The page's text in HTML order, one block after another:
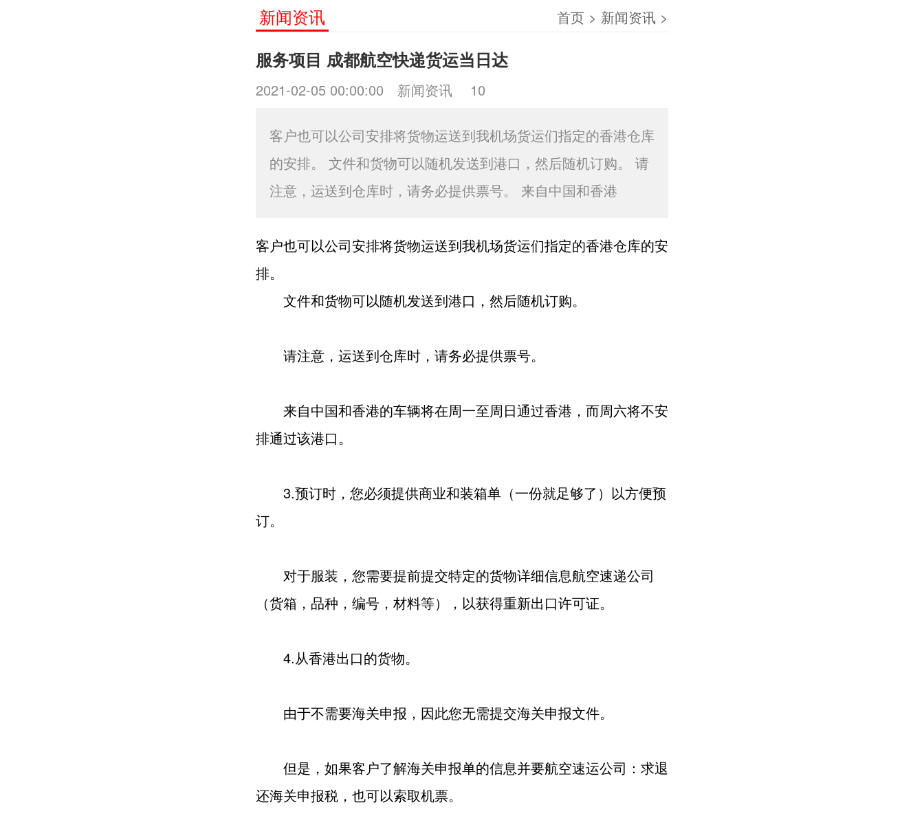
新闻资讯 首页 > 新闻资讯 >
服务项目 成都航空快递货运当日达
2021-02-05 00:00:00 新闻资讯 10
客户也可以公司安排将货物运送到我机场货运们指定的香港仓库
的安排。 文件和货物可以随机发送到港口，然后随机订购。 请
注意，运送到仓库时，请务必提供票号。 来自中国和香港
客户也可以公司安排将货物运送到我机场货运们指定的香港仓库的安
排。
文件和货物可以随机发送到港口，然后随机订购。
请注意，运送到仓库时，请务必提供票号。
来自中国和香港的车辆将在周一至周日通过香港，而周六将不安
排通过该港口。
3.预订时，您必须提供商业和装箱单（一份就足够了）以方便预
订。
对于服装，您需要提前提交特定的货物详细信息航空速递公司
（货箱，品种，编号，材料等），以获得重新出口许可证。
4.从香港出口的货物。
由于不需要海关申报，因此您无需提交海关申报文件。
但是，如果客户了解海关申报单的信息并要航空速运公司：求退
还海关申报税，也可以索取机票。